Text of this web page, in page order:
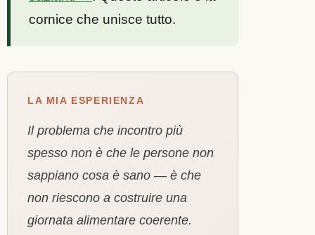
cornice che unisce tutto.
LA MIA ESPERIENZA
Il problema che incontro più
spesso non è che le persone non
sappiano cosa è sano — è che
non riescono a costruire una
giornata alimentare coerente.